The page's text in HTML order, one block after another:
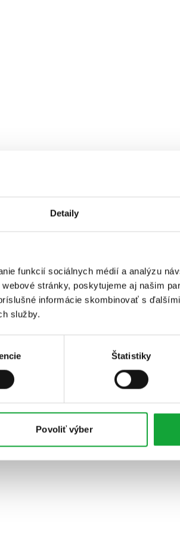
Detaily
funkcií sociálnych médií a analýzu
stránky, poskytujeme aj našim
informácie skombinovať s
služby.
Štatistiky
Povoliť výber